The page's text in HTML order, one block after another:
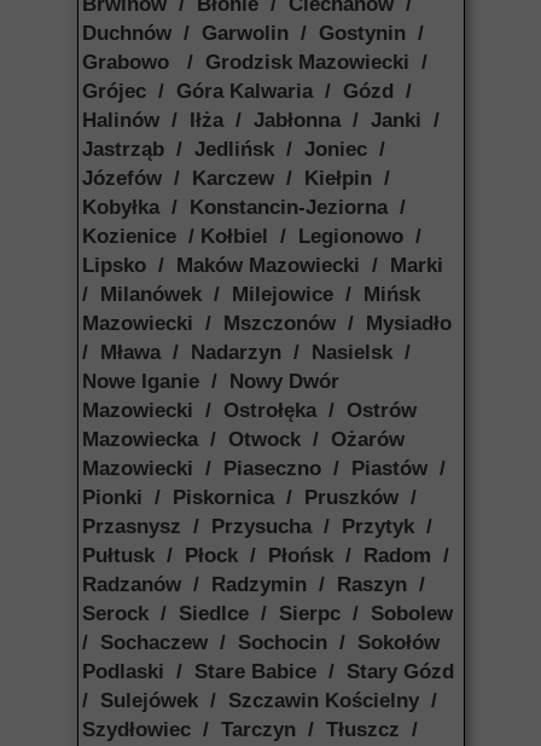
Duchnów / Garwolin / Gostynin /
Grabowo / Grodzisk Mazowiecki /
Grójec / Góra Kalwaria / Gózd /
Halinów / Iłża / Jabłonna / Janki /
Jastrząb / Jedlińsk / Joniec /
Józefów / Karczew / Kiełpin /
Kobyłka / Konstancin-Jeziorna /
Kozienice / Kołbiel / Legionowo /
Lipsko / Maków Mazowiecki / Marki
/ Milanówek / Milejowice / Mińsk
Mazowiecki / Mszczonów / Mysiadło
/ Mława / Nadarzyn / Nasielsk /
Nowe Iganie / Nowy Dwór
Mazowiecki / Ostrołęka / Ostrów
Mazowiecka / Otwock / Ożarów
Mazowiecki / Piaseczno / Piastów /
Pionki / Piskornica / Pruszków /
Przasnysz / Przysucha / Przytyk /
Pułtusk / Płock / Płońsk / Radom /
Radzanów / Radzymin / Raszyn /
Serock / Siedlce / Sierpc / Sobolew
/ Sochaczew / Sochocin / Sokołów
Podlaski / Stare Babice / Stary Gózd
/ Sulejówek / Szczawin Kościelny /
Szydłowiec / Tarczyn / Tłuszcz /